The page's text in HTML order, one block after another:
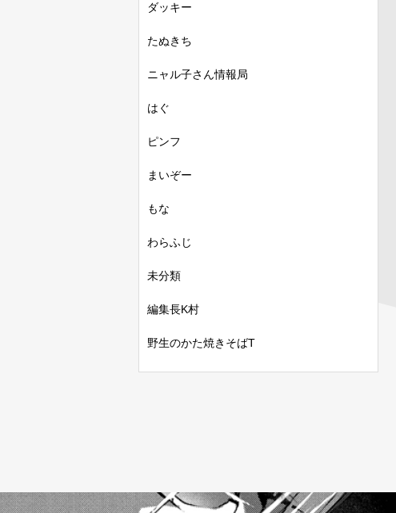
ダッキー
たぬきち
ニャル子さん情報局
はぐ
ピンフ
まいぞー
もな
わらふじ
未分類
編集長K村
野生のかた焼きそばT